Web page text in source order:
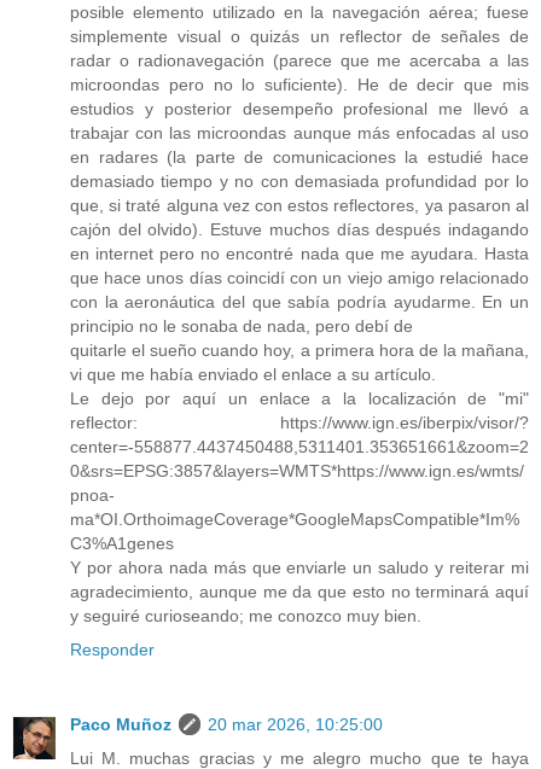
posible elemento utilizado en la navegación aérea; fuese
simplemente visual o quizás un reflector de señales de
radar o radionavegación (parece que me acercaba a las
microondas pero no lo suficiente). He de decir que mis
estudios y posterior desempeño profesional me llevó a
trabajar con las microondas aunque más enfocadas al uso
en radares (la parte de comunicaciones la estudié hace
demasiado tiempo y no con demasiada profundidad por lo
que, si traté alguna vez con estos reflectores, ya pasaron al
cajón del olvido). Estuve muchos días después indagando
en internet pero no encontré nada que me ayudara. Hasta
que hace unos días coincidí con un viejo amigo relacionado
con la aeronáutica del que sabía podría ayudarme. En un
principio no le sonaba de nada, pero debí de
quitarle el sueño cuando hoy, a primera hora de la mañana,
vi que me había enviado el enlace a su artículo.
Le dejo por aquí un enlace a la localización de "mi"
reflector: https://www.ign.es/iberpix/visor/?
center=-558877.4437450488,5311401.353651661&zoom=2
0&srs=EPSG:3857&layers=WMTS*https://www.ign.es/wmts/
pnoa-
ma*OI.OrthoimageCoverage*GoogleMapsCompatible*Im%
C3%A1genes
Y por ahora nada más que enviarle un saludo y reiterar mi
agradecimiento, aunque me da que esto no terminará aquí
y seguiré curioseando; me conozco muy bien.
Responder
Paco Muñoz
20 mar 2026, 10:25:00
Lui M. muchas gracias y me alegro mucho que te haya